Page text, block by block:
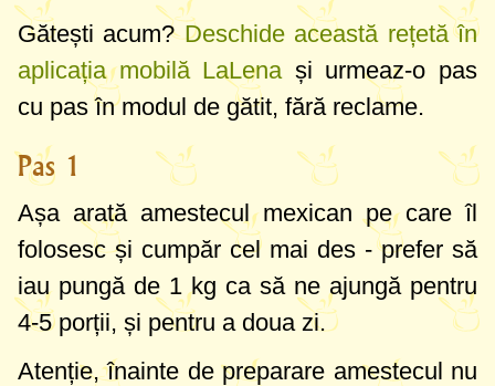
Gătești acum?Deschide această rețetă în
aplicația mobilă LaLena și urmeaz-o pas
cu pas în modul de gătit, fără reclame.
Pas 1
Așa arată amestecul mexican pe care îl
folosesc și cumpăr cel mai des - prefer să
iau pungă de 1 kg ca să ne ajungă pentru
4-5 porții, și pentru a doua zi.
Atenție, înainte de preparare amestecul nu